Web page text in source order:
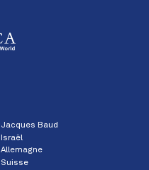
Jacques Baud
Israël
Allemagne
Suisse